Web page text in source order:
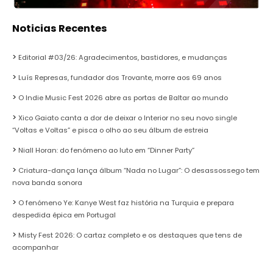
Noticias Recentes
Editorial #03/26: Agradecimentos, bastidores, e mudanças
Luís Represas, fundador dos Trovante, morre aos 69 anos
O Indie Music Fest 2026 abre as portas de Baltar ao mundo
Xico Gaiato canta a dor de deixar o Interior no seu novo single
“Voltas e Voltas” e pisca o olho ao seu álbum de estreia
Niall Horan: do fenómeno ao luto em “Dinner Party”
Criatura-dança lança álbum “Nada no Lugar”: O desassossego tem
nova banda sonora
O fenómeno Ye: Kanye West faz história na Turquia e prepara
despedida épica em Portugal
Misty Fest 2026: O cartaz completo e os destaques que tens de
acompanhar